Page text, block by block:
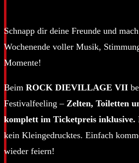
Schnapp dir deine Freunde und
Wochenende voller Musik,
Momente!
Beim ROCK DIEVILLAGE VII
Festivalfeeling – Zelten, Toiletten
komplett im Ticketpreis inklusive.
kein Kleingedrucktes. Einfach
wieder feiern!